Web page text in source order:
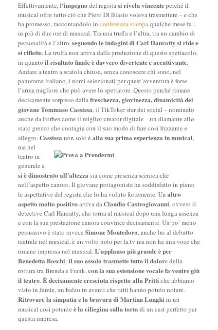
Effettivamente, l‘impegno del registasi rivela vincenteperché il
musical offre tutto ciò che Piero DI Blasio voleva trasmettere – e che
ha promesso, raccontandolo in conferenza stampaqualche mese fa –
in più di due ore di musical. Tra una truffa e l’altra, tra un cambio di
personalità e l’altro,seguendo le indagini di Carl Hanratty si ride e
si riflette. La truffa non arriva dalla produzione di questo spettacolo,
in quanto il risultato finale è davvero divertente e accattivante.
Andare a teatro a scatola chiusa, senza conoscere chi sono, nel
panorama italiano, i nomi selezionati per quest’avventura è forse
l’arma migliore che può avere lo spettatore. Questo perché rimane
decisamente sorpreso dallafreschezza, giovinezza, dinamicità del
giovane Tommaso Cassissa, il TikToker star dei social – nominato
anche da Forbes come il miglior creator digitale – un diamante allo
stato grezzo che contagia con il suo modo di fare così frizzante e
allegro.Cassissa non solo è alla sua prima esperienza in musical,
ma nel
teatro in
generale e
si è dimostrato all’altezza sia come presenza scenica che
nell’aspetto canoro. Il giovane protagonista ha soddisfatto in pieno
le aspettative del regista che lo ha voluto fortemente. Un altro
aspetto molto positivo arriva daClaudio Castrogiovanni, ovvero il
detective Carl Hanratty, che torna al musical dopo una lunga assenza
e con la sua prestazione canora convince decisamente. Un po’ meno
persuasivo è stato invece Simone Montedoro, anche lui al debutto
teatrale nel musical, è un volto noto per la tv ma non ha una voce che
rimane impressa nel musical.L’applauso più grande è per
Benedetta Boschi: il suo assolo trasmette tutto il dolore della
rottura tra Brenda e Frank,con la sua estensione vocale fa venire giù
il teatro.Èdecisamente cresciuta rispetto alla Pritti che abbiamo
visto in Jamie, un balzo in avanti che tutti hanno potuto notare.
Ritrovare la simpatia e la bravura di Martina Lunghi in un
musical così potente è la ciliegina sulla torta di un cast perfetto per
questa impresa.